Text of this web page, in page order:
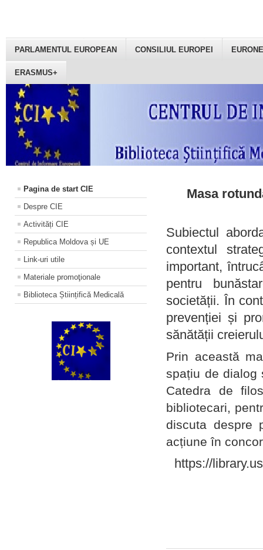
PARLAMENTUL EUROPEAN CONSILIUL EUROPEI
ERASMUS+
Pagina de start CIE
Despre CIE
Activități CIE
Republica Moldova și UE
Link-uri utile
Materiale promoţionale
Biblioteca Științifică Medicală
Masa
Subiectul
contextul
important,
pentru
societății. În
prevenției și
sănătății
Prin această
spațiu de dialog
Catedra de
bibliotecari,
discuta despre
acțiune în
https://